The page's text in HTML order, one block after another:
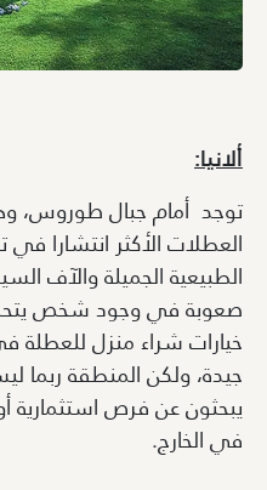
ألانيا:
توجد أمام جبال طوروس،
العطلات الأكثر انتشارا في
الطبيعية الجميلة والآف
صعوبة في وجود شخص
خيارات شراء منزل للعطلة
جيدة، ولكن المنطقة ربما
يبحثون عن فرص استثمارية
في الخارج.